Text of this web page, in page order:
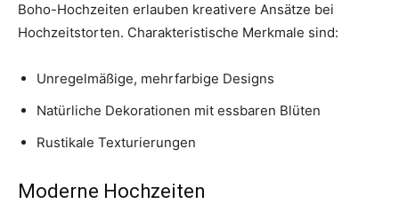
Boho-Hochzeiten erlauben kreativere Ansätze bei
Hochzeitstorten. Charakteristische Merkmale sind:
Unregelmäßige, mehrfarbige Designs
Natürliche Dekorationen mit essbaren Blüten
Rustikale Texturierungen
Moderne Hochzeiten